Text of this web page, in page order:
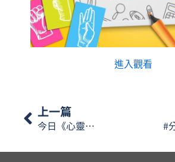
進入觀看
上一篇
今日《心靈手語》會講手帳本的類型：「一個月」「一週」。